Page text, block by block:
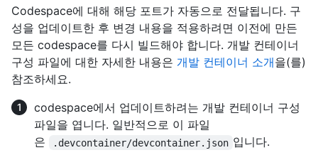
Codespace에 대해 해당 포트가 자동으로 전달됩니다. 구
성을 업데이트한 후 변경 내용을 적용하려면 이전에 만든
모든 codespace를 다시 빌드해야 합니다. 개발 컨테이너
구성 파일에 대한 자세한 내용은 개발 컨테이너 소개을(를)
참조하세요.
codespace에서 업데이트하려는 개발 컨테이너 구성
파일을 엽니다. 일반적으로 이 파일
은
.devcontainer/devcontainer.json 입니다.